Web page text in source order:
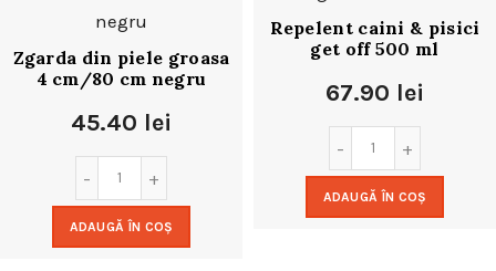
Zgarda din piele groasa
4 cm/80 cm negru
45.40 lei
ADAUGĂ ÎN COȘ
Repelent caini & pisici
get off 500 ml
67.90 lei
ADAUGĂ ÎN COȘ